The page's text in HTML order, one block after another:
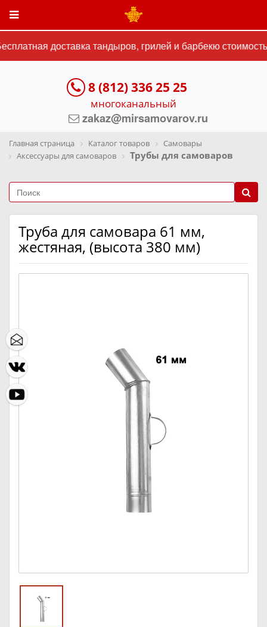
доставка тандыров, грилей и барбекю
8 (812) 336 25 25
многоканальный
zakaz@mirsamovarov.ru
Главная страница Каталог товаров
Самовары
Аксессуары для самоваров
Трубы для самоваров
Труба для самовара 61 мм,
жестяная, (высота 380 мм)